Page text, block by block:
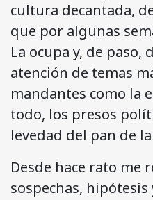
cultura decantada,
que por algunas
La ocupa y, de paso,
atención de temas
mandantes como la
todo, los presos
levedad del pan de
Desde hace rato me
sospechas,